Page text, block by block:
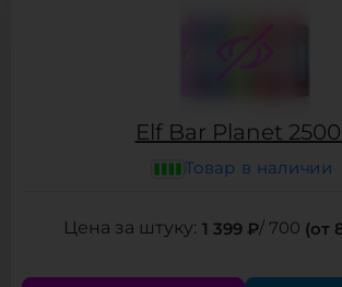
Elf Bar Planet
Товар в наличии
1 399 ₽/ 700 (от